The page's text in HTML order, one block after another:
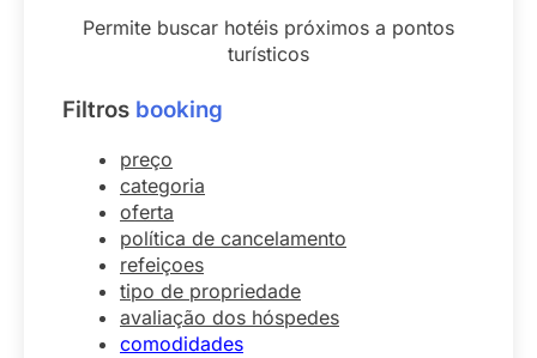
Permite buscar hotéis próximos a pontos
turísticos
Filtros booking
preço
categoria
oferta
política de cancelamento
refeiçoes
tipo de propriedade
avaliação dos hóspedes
comodidades